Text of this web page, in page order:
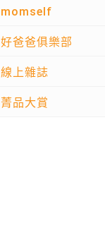
momself
好爸爸俱樂部
線上雜誌
菁品大賞